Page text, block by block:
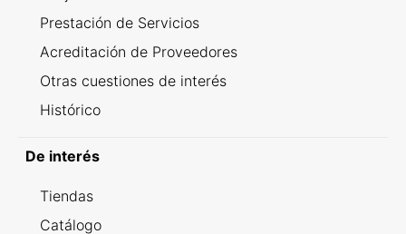
Prestación de Servicios
Acreditación de Proveedores
Otras cuestiones de interés
Histórico
De interés
Tiendas
Catálogo